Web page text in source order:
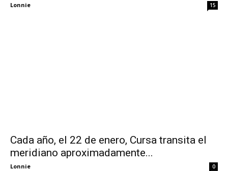
Lonnie 15
Cada año, el 22 de enero, Cursa transita el
meridiano aproximadamente...
Lonnie 0